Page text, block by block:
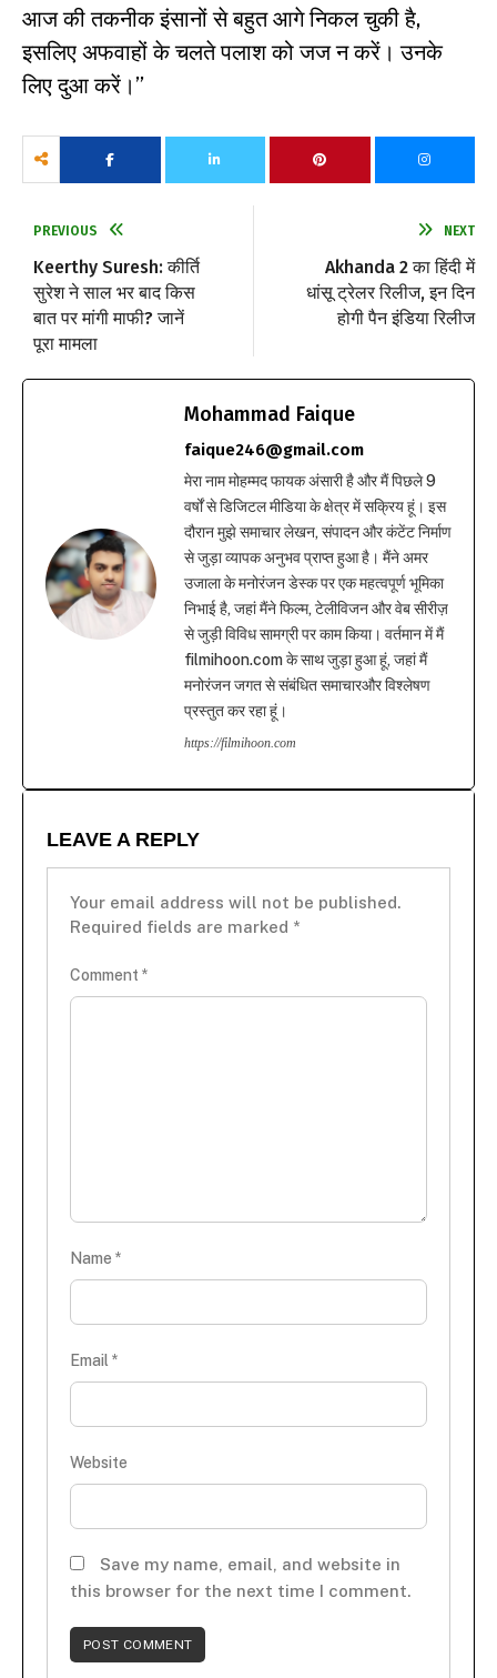
आज की तकनीक इंसानों से बहुत आगे निकल चुकी है,
इसलिए अफवाहों के चलते पलाश को जज न करें। उनके
लिए दुआ करें।”
PREVIOUS
Keerthy Suresh: कीर्ति
सुरेश ने साल भर बाद किस
बात पर मांगी माफी? जानें
पूरा मामला
NEXT
Akhanda 2 का हिंदी में
धांसू ट्रेलर रिलीज, इन दिन
होगी पैन इंडिया रिलीज
Mohammad Faique
faique246@gmail.com
मेरा नाम मोहम्मद फायक अंसारी है और मैं पिछले 9
वर्षों से डिजिटल मीडिया के क्षेत्र में सक्रिय हूं। इस
दौरान मुझे समाचार लेखन, संपादन और कंटेंट निर्माण
से जुड़ा व्यापक अनुभव प्राप्त हुआ है। मैंने अमर
उजाला के मनोरंजन डेस्क पर एक महत्वपूर्ण भूमिका
निभाई है, जहां मैंने फिल्म, टेलीविजन और वेब सीरीज़
से जुड़ी विविध सामग्री पर काम किया। वर्तमान में मैं
filmihoon.com के साथ जुड़ा हुआ हूं, जहां मैं
मनोरंजन जगत से संबंधित समाचारऔर विश्लेषण
प्रस्तुत कर रहा हूं।
https://filmihoon.com
LEAVE A REPLY
Your email address will not be published.
Required fields are marked *
Comment *
Name *
Email *
Website
Save my name, email, and website in
this browser for the next time I comment.